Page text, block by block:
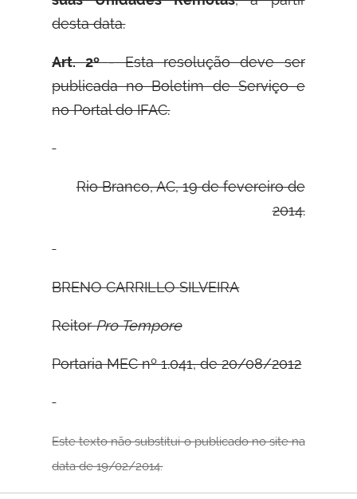
desta data.
Art. 2º- Esta resolução deve ser
publicada no Boletim de Serviço e
no Portal do IFAC.
Rio Branco, AC, 19 de fevereiro de
2014.
BRENOCARRILLOSILVEIRA
ReitorPro Tempore
Portaria MEC nº 1.041, de 20/08/2012
Este texto não substitui o publicado no site na
data de 19/02/2014.